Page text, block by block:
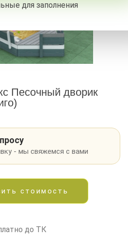
Песочный дворик
- мы свяжемся с вами
стоимость
до ТК
для заполнения